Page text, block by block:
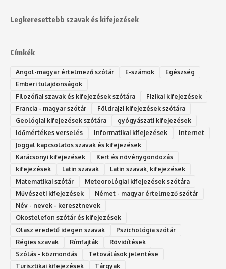
Legkeresettebb szavak és kifejezések
Címkék
Angol-magyar értelmező szótár E-számok
Egészség
Emberi tulajdonságok
Filozófiai szavak és kifejezések szótára
Fizikai kifejezések
Francia - magyar szótár
Földrajzi kifejezések szótára
Geológiai kifejezések szótára
gyógyászati kifejezések
Időmértékes verselés
Informatikai kifejezések
Internet
Joggal kapcsolatos szavak és kifejezések
Karácsonyi kifejezések
Kert és növénygondozás
kifejezések
Latin szavak
Latin szavak, kifejezések
Matematikai szótár
Meteorológiai kifejezések szótára
Művészeti kifejezések
Német - magyar értelmező szótár
Név - nevek - keresztnevek
Okostelefon szótár és kifejezések
Olasz eredetű idegen szavak
Ps‮gólohciz‬ia s‮átóz‬r
Régies szavak
Rímfajták
Rövidítések
Szólás - közmondás
Tetoválások jelentése
Turisztikai kifejezések
Tárgyak